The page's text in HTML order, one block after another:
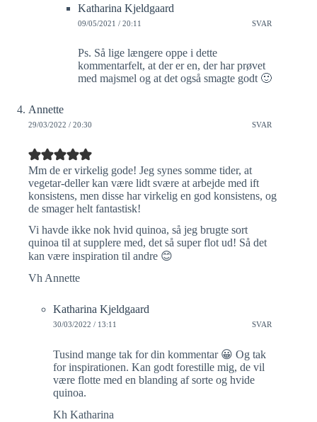
Katharina Kjeldgaard
09/05/2021 / 20:11 SVAR
Ps. Så lige længere oppe i dette
kommentarfelt, at der er en, der har prøvet
med majsmel og at det også smagte godt 🙂
Annette
29/03/2022 / 20:30 SVAR
Mm de er virkelig gode! Jeg synes somme tider, at
vegetar-deller kan være lidt svære at arbejde med ift
konsistens, men disse har virkelig en god konsistens, og
de smager helt fantastisk!
Vi havde ikke nok hvid quinoa, så jeg brugte sort
quinoa til at supplere med, det så super flot ud! Så det
kan være inspiration til andre 😊
Vh Annette
Katharina Kjeldgaard
30/03/2022 / 13:11 SVAR
Tusind mange tak for din kommentar 😀 Og tak
for inspirationen. Kan godt forestille mig, de vil
være flotte med en blanding af sorte og hvide
quinoa.
Kh Katharina